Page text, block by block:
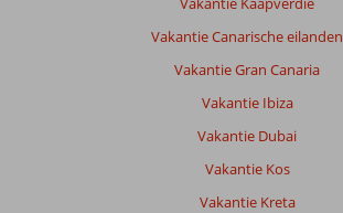
Vakantie Canarische eilanden
Vakantie Gran Canaria
Vakantie Ibiza
Vakantie Dubai
Vakantie Kos
Vakantie Kreta